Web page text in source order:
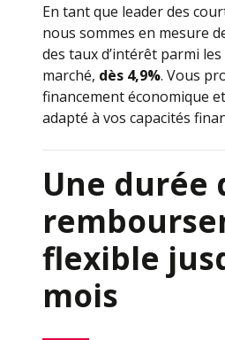
En tant que leader des
nous sommes en mesure
des taux d’intérêt parmi
marché, dès 4,9%. Vous
financement économique
adapté à vos capacités
Une durée
flexible
mois